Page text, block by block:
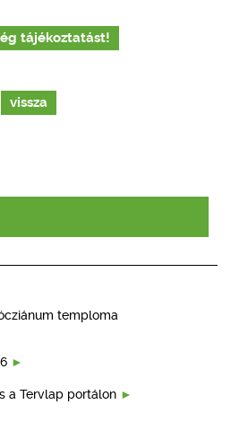
SEGÉDLETEK
tájékoztatást!
vissza
temploma
a Tervlap portálon